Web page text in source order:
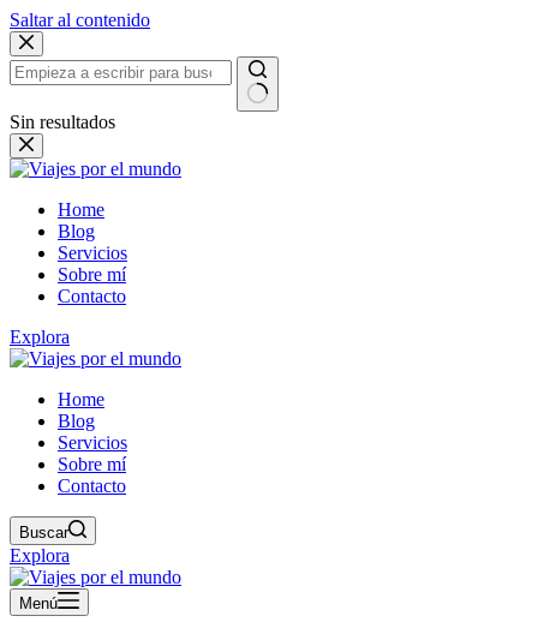
Saltar al contenido
Sin resultados
Home
Blog
Servicios
Sobre mí
Contacto
Explora
Home
Blog
Servicios
Sobre mí
Contacto
Buscar
Explora
Menú